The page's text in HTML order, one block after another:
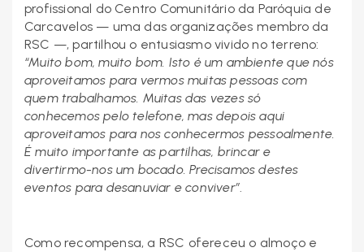
profissional do Centro Comunitário da Paróquia de
Carcavelos — uma das organizações membro da
RSC —, partilhou o entusiasmo vivido no terreno:
“Muito bom, muito bom. Isto é um ambiente que nós
aproveitamos para vermos muitas pessoas com
quem trabalhamos. Muitas das vezes só
conhecemos pelo telefone, mas depois aqui
aproveitamos para nos conhecermos pessoalmente.
É muito importante as partilhas, brincar e
divertirmo-nos um bocado. Precisamos destes
eventos para desanuviar e conviver”.
Como recompensa, a RSC ofereceu o almoço e